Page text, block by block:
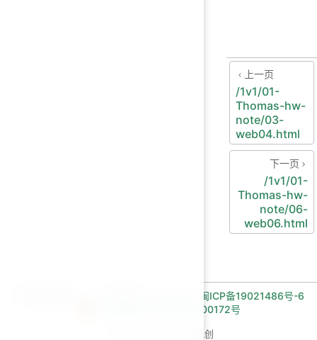
上一页
/1v1/01-
Thomas-hw-
note/03-
web04.html
下一页
/1v1/01-
Thomas-hw-
note/06-
web06.html
闽ICP备19021486号-6
闽公网安备 35030502000172号
Copyright © 2026 AI悦创